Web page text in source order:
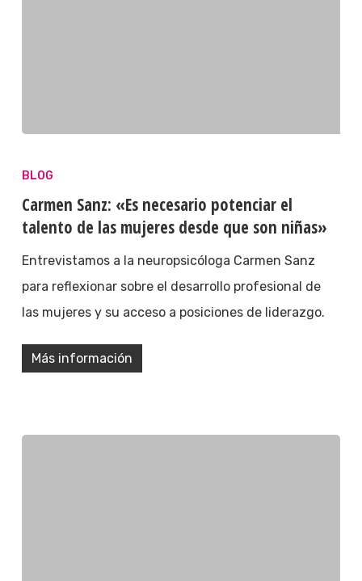
BLOG
Carmen Sanz: «Es necesario potenciar el
talento de las mujeres desde que son niñas»
Entrevistamos a la neuropsicóloga Carmen Sanz
para reflexionar sobre el desarrollo profesional de
las mujeres y su acceso a posiciones de liderazgo.
Más información